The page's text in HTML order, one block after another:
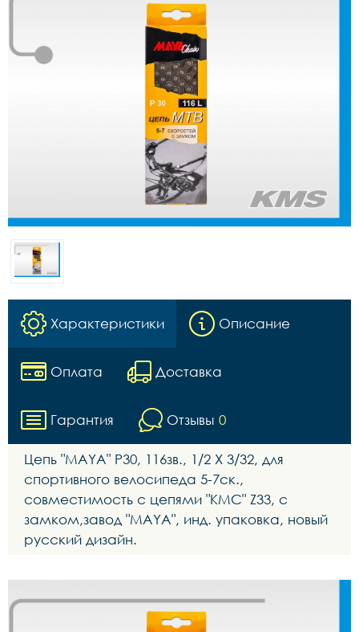
Характеристики Описание
Оплата Доставка
Гарантия Отзывы 0
Цепь "MAYA" Р30, 116зв., 1/2 X 3/32, для
спортивного велосипеда 5-7ск.,
совместимость с цепями "КМС" Z33, с
замком,завод "MAYA", инд. упаковка, новый
русский дизайн.